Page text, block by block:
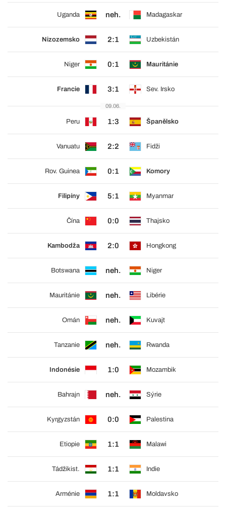
Uganda neh. Madagaskar
Nizozemsko 2:1 Uzbekistán
Niger 0:1 Mauritánie
Francie 3:1 Sev. Irsko
09.06.
Peru 1:3 Španělsko
Vanuatu 2:2 Fidži
Rov. Guinea 0:1 Komory
Filipíny 5:1 Myanmar
Čína 0:0 Thajsko
Kambodža 2:0 Hongkong
Botswana neh. Niger
Mauritánie neh. Libérie
Omán neh. Kuvajt
Tanzanie neh. Rwanda
Indonésie 1:0 Mozambik
Bahrajn neh. Sýrie
Kyrgyzstán 0:0 Palestina
Etiopie 1:1 Malawi
Tádžikist. 1:1 Indie
Arménie 1:1 Moldavsko